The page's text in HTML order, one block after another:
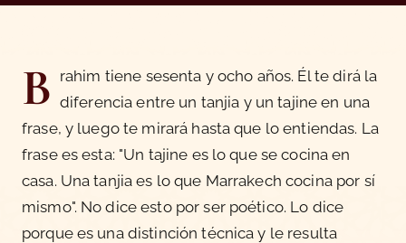
B rahim tiene sesenta y ocho años. Él te dirá la
diferencia entre un tanjia y un tajine en una
frase, y luego te mirará hasta que lo entiendas. La
frase es esta: "Un tajine es lo que se cocina en
casa. Una tanjia es lo que Marrakech cocina por sí
mismo". No dice esto por ser poético. Lo dice
porque es una distinción técnica y le resulta